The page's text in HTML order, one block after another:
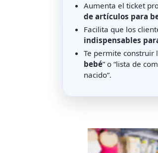
Aumenta el ticket
de artículos para
Facilita que los
indispensables
Te permite construir
bebé” o “lista de
nacido”.